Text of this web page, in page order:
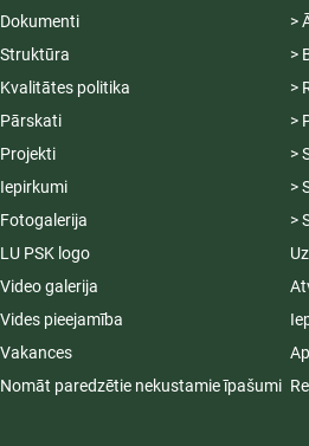
Dokumenti
Struktūra
Kvalitātes politika
Pārskati
Projekti
Iepirkumi
Fotogalerija
LU PSK logo
Video galerija
Vides pieejamība
Vakances
Nomāt paredzētie nekustamie īpašumi
>
>
>
>
>
>
>